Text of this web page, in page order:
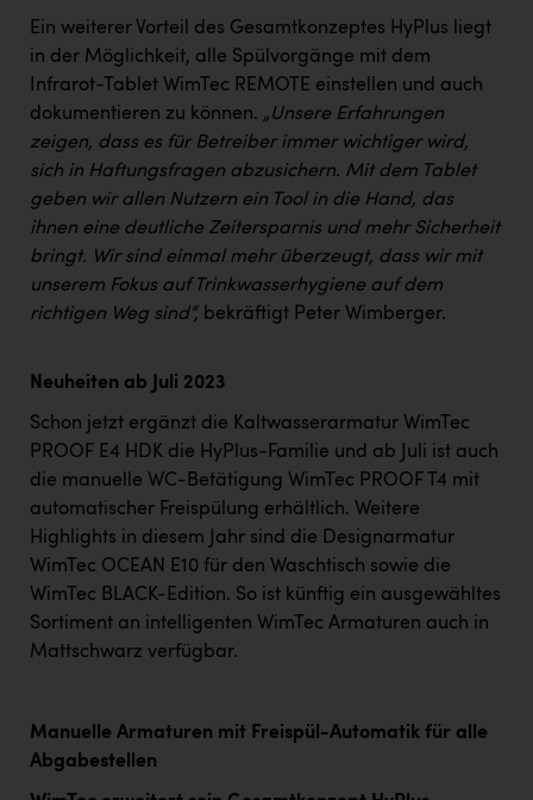
Ein weiterer Vorteil des Gesamtkonzeptes HyPlus liegt
in der Möglichkeit, alle Spülvorgänge mit dem
Infrarot-Tablet WimTec REMOTE einstellen und auch
dokumentieren zu können. „Unsere Erfahrungen
zeigen, dass es für Betreiber immer wichtiger wird,
sich in Haftungsfragen abzusichern. Mit dem Tablet
geben wir allen Nutzern ein Tool in die Hand, das
ihnen eine deutliche Zeitersparnis und mehr Sicherheit
bringt. Wir sind einmal mehr überzeugt, dass wir mit
unserem Fokus auf Trinkwasserhygiene auf dem
richtigen Weg sind“, bekräftigt Peter Wimberger.
Neuheiten ab Juli 2023
Schon jetzt ergänzt die Kaltwasserarmatur WimTec
PROOF E4 HDK die HyPlus-Familie und ab Juli ist auch
die manuelle WC-Betätigung WimTec PROOF T4 mit
automatischer Freispülung erhältlich. Weitere
Highlights in diesem Jahr sind die Designarmatur
WimTec OCEAN E10 für den Waschtisch sowie die
WimTec BLACK-Edition. So ist künftig ein ausgewähltes
Sortiment an intelligenten WimTec Armaturen auch in
Mattschwarz verfügbar.
Manuelle Armaturen mit Freispül-Automatik für alle
Abgabestellen